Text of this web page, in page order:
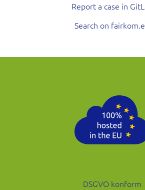
Report a case in
Search on
DSGVO konform